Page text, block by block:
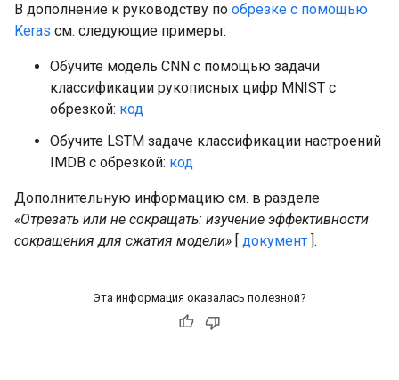
В дополнение к руководству по обрезке с помощью
Keras см. следующие примеры:
Обучите модель CNN с помощью задачи
классификации рукописных цифр MNIST с
обрезкой: код
Обучите LSTM задаче классификации настроений
IMDB с обрезкой: код
Дополнительную информацию см. в разделе
«Отрезать или не сокращать: изучение эффективности
сокращения для сжатия модели» [ документ ].
Эта информация оказалась полезной?